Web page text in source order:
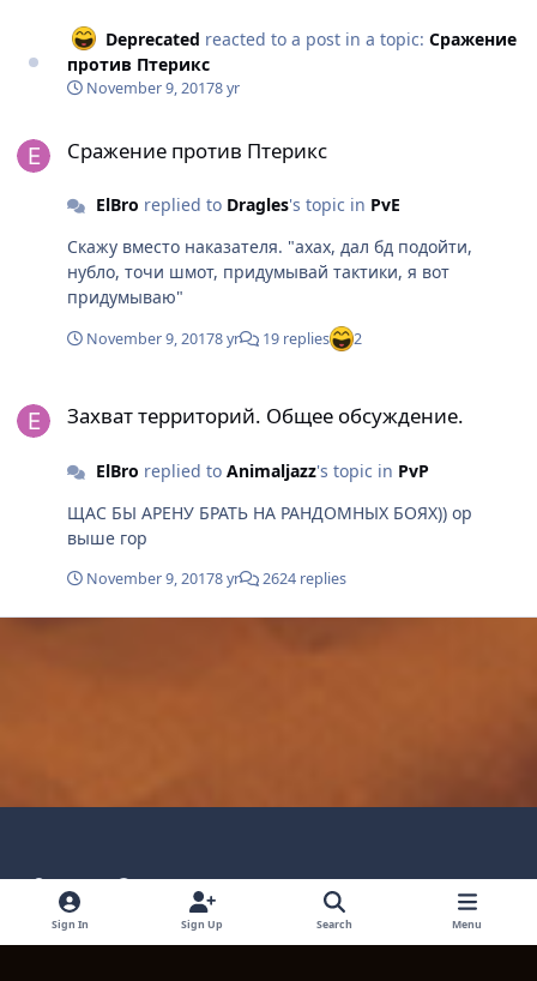
Deprecated reacted to a post in a topic: Сражение
против Птерикс
November 9, 20178 yr
Сражение против Птерикс
ElBro replied to Dragles's topic in PvE
Скажу вместо наказателя. "ахах, дал бд подойти,
нубло, точи шмот, придумывай тактики, я вот
придумываю"
November 9, 20178 yr 19 replies 2
Захват территорий. Общее обсуждение.
ElBro replied to Animaljazz's topic in PvP
ЩАС БЫ АРЕНУ БРАТЬ НА РАНДОМНЫХ БОЯХ)) ор
выше гор
November 9, 20178 yr 2624 replies
Light ModeDark ModeSystem Preference
Language Privacy Policy
Contact Technical Support
Sign In Sign Up Search Menu